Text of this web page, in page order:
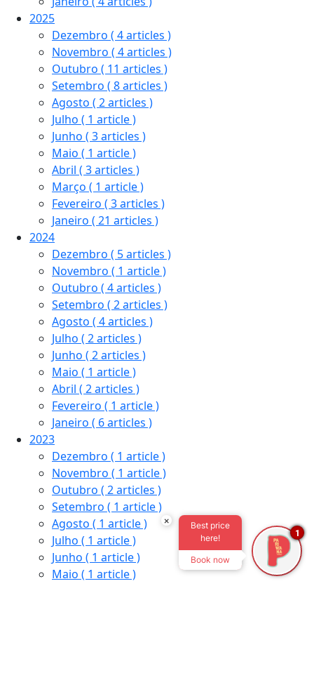
2025
Dezembro ( 4 articles )
Novembro ( 4 articles )
Outubro ( 11 articles )
Setembro ( 8 articles )
Agosto ( 2 articles )
Julho ( 1 article )
Junho ( 3 articles )
Maio ( 1 article )
Abril ( 3 articles )
Março ( 1 article )
Fevereiro ( 3 articles )
Janeiro ( 21 articles )
2024
Dezembro ( 5 articles )
Novembro ( 1 article )
Outubro ( 4 articles )
Setembro ( 2 articles )
Agosto ( 4 articles )
Julho ( 2 articles )
Junho ( 2 articles )
Maio ( 1 article )
Abril ( 2 articles )
Fevereiro ( 1 article )
Janeiro ( 6 articles )
2023
Dezembro ( 1 article )
Novembro ( 1 article )
Outubro ( 2 articles )
Setembro ( 1 article )
Agosto ( 1 article )
Julho ( 1 article )
Junho ( 1 article )
Maio ( 1 article )
×
Best price
here!
Book now
1